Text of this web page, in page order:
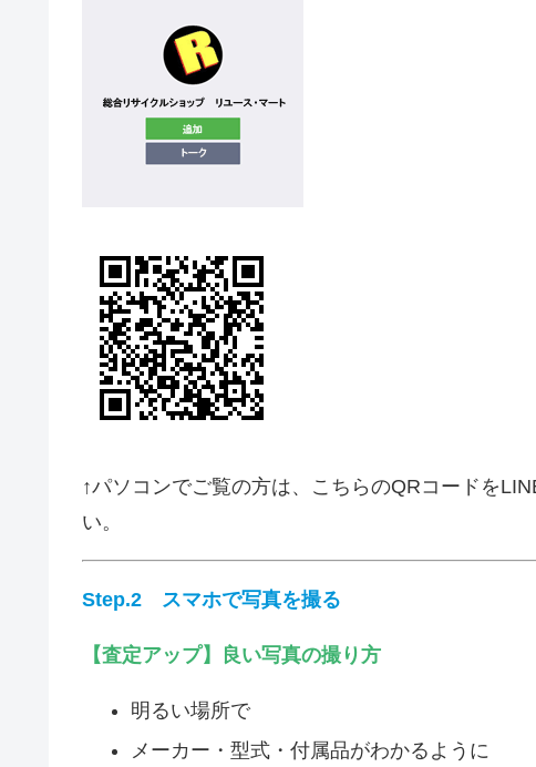
↑パソコンでご覧の方は、こちらのQRコードを
い。
Step.2 スマホで写真を撮る
【査定アップ】良い写真の撮り方
明るい場所で
メーカー・型式・付属品がわかるように